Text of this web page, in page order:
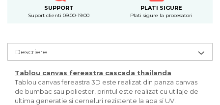
SUPPORT
Suport clienti 09.00-19.00
PLATI SIGURE
Plati sigure la procesatori
Descriere
Tablou canvas fereastra cascada thailanda
Tablou canvas fereastra 3D este realizat din panza canvas
de bumbac sau poliester, printul este realizat cu utilaje de
ultima generatie si cerneluri rezistente la apa si UV.